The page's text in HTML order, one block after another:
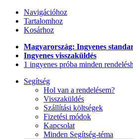
Navigációhoz
Tartalomhoz
Kosárhoz
Magyarország: Ingyenes
Ingyenes visszaküldés
1 ingyenes próba minden
Segítség
Hol van a rendelésem?
Visszaküldés
Szállítási költségek
Fizetési módok
Kapcsolat
Minden Segítség-téma